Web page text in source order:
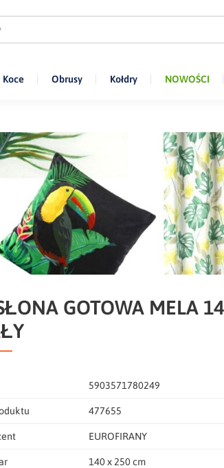
Koce Obrusy Kołdry NOWOŚCI
GOTOWA MELA
5903571780249
477655
EUROFIRANY
140 x 250 cm